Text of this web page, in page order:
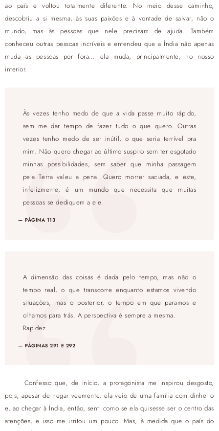
ao país e voltou totalmente diferente. No meio desse caminho,
descobriu a si mesma, às suas paixões e à vontade de salvar, não o
mundo, mas às pessoas que nele precisam de ajuda. Também
conheceu outras pessoas incríveis e entendeu que a Índia não apenas
muda as pessoas por fora… ela muda, principalmente, no nosso
interior.
Às vezes tenho medo de que a vida passe muito rápido,
sem me dar tempo de fazer tudo o que quero. Outras
vezes tenho medo de ser inútil, o que seria terrível pra
mim. Não quero chegar ao último suspiro sem ter esgotado
minhas possibilidades, sem saber que minha passagem
pela Terra valeu a pena. Quero morrer saciada, e este,
infelizmente, é um mundo que necessita que muitas
pessoas se dediquem a ele.
PÁGINA 113
A dimensão das coisas é dada pelo tempo, mas não o
tempo real, o que transcorre enquanto estamos vivendo
situações, mas o posterior, o tempo em que paramos e
olhamos para trás. A perspectiva é sempre a mesma.
Rapidez.
PÁGINAS 291 E 292
Confesso que, de início, a protagonista me inspirou desgosto,
pois, apesar de negar veemente, ela veio de uma família com dinheiro
e, ao chegar à Índia, então, senti como se ela quisesse ser o centro das
atenções, e isso me irritou um pouco. Mas, à medida que o país do